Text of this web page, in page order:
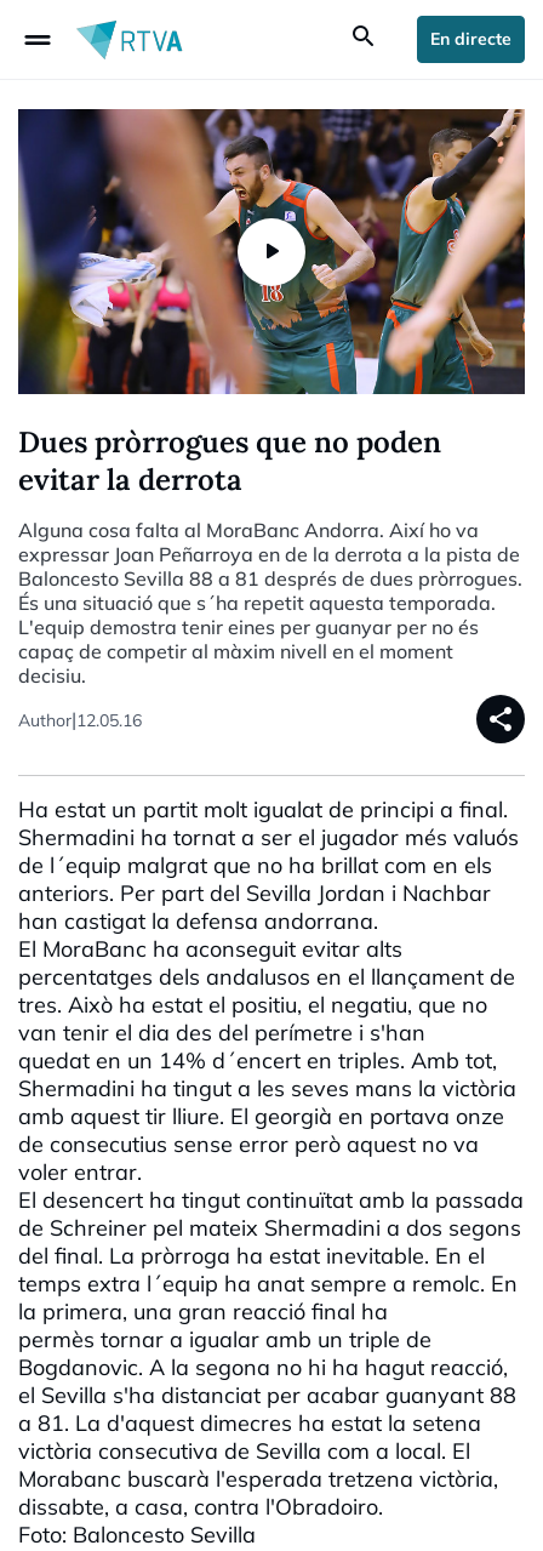
drag_handle search En directe
Dues pròrrogues que no poden
evitar la derrota
Alguna cosa falta al MoraBanc Andorra. Així ho va
expressar Joan Peñarroya en de la derrota a la pista de
Baloncesto Sevilla 88 a 81 després de dues pròrrogues.
És una situació que s´ha repetit aquesta temporada.
L'equip demostra tenir eines per guanyar per no és
capaç de competir al màxim nivell en el moment
decisiu.
Author|12.05.16 share
Ha estat un partit molt igualat de principi a final.
Shermadini ha tornat a ser el jugador més valuós
de l´equip malgrat que no ha brillat com en els
anteriors. Per part del Sevilla Jordan i Nachbar
han castigat la defensa andorrana.
El MoraBanc ha aconseguit evitar alts
percentatges dels andalusos en el llançament de
tres. Això ha estat el positiu, el negatiu, que no
van tenir el dia des del perímetre i s'han
quedat en un 14% d´encert en triples. Amb tot,
Shermadini ha tingut a les seves mans la victòria
amb aquest tir lliure. El georgià en portava onze
de consecutius sense error però aquest no va
voler entrar.
El desencert ha tingut continuïtat amb la passada
de Schreiner pel mateix Shermadini a dos segons
del final. La pròrroga ha estat inevitable. En el
temps extra l´equip ha anat sempre a remolc. En
la primera, una gran reacció final ha
permès tornar a igualar amb un triple de
Bogdanovic. A la segona no hi ha hagut reacció,
el Sevilla s'ha distanciat per acabar guanyant 88
a 81. La d'aquest dimecres ha estat la setena
victòria consecutiva de Sevilla com a local. El
Morabanc buscarà l'esperada tretzena victòria,
dissabte, a casa, contra l'Obradoiro.
Foto: Baloncesto Sevilla